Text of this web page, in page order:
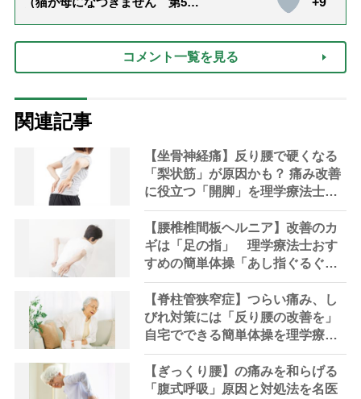
コメント一覧を見る
関連記事
【坐骨神経痛】反り腰で硬くなる
「梨状筋」が原因かも？ 痛み改善
に役立つ「開脚」を理学療法士が
解説
【腰椎椎間板ヘルニア】改善のカ
ギは「足の指」 理学療法士おす
すめの簡単体操「あし指ぐるぐ
る」「あし指じゃんけん」
【脊柱管狭窄症】つらい痛み、し
びれ対策には「反り腰の改善を」
自宅でできる簡単体操を理学療法
士が解説
【ぎっくり腰】の痛みを和らげる
「腹式呼吸」原因と対処法を名医